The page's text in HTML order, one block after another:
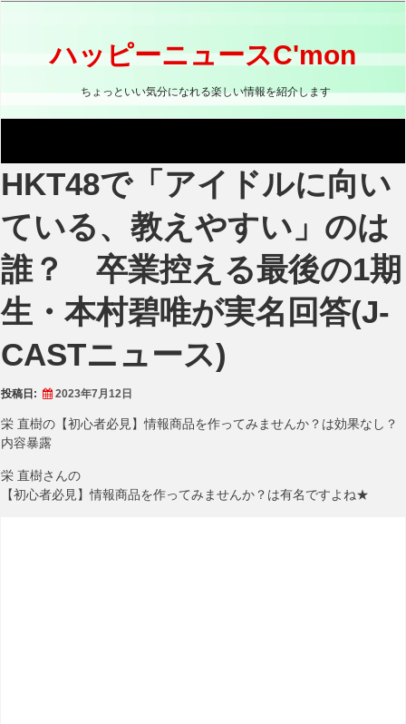
ス
ッ
プ
ハッピーニュースC'mon
ちょっといい気分になれる楽しい情報を紹介します
HKT48で「アイドルに向い
ている、教えやすい」のは
誰？ 卒業控える最後の1期
生・本村碧唯が実名回答(J-
CASTニュース)
投稿日: 2023年7月12日
栄 直樹の【初心者必見】情報商品を作ってみませんか？は効果なし？
内容暴露
栄 直樹さんの
【初心者必見】情報商品を作ってみませんか？は有名ですよね★